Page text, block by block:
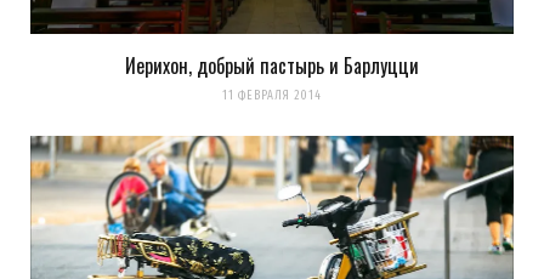
Иерихон, добрый пастырь и Барлуцци
11 ФЕВРАЛЯ 2014